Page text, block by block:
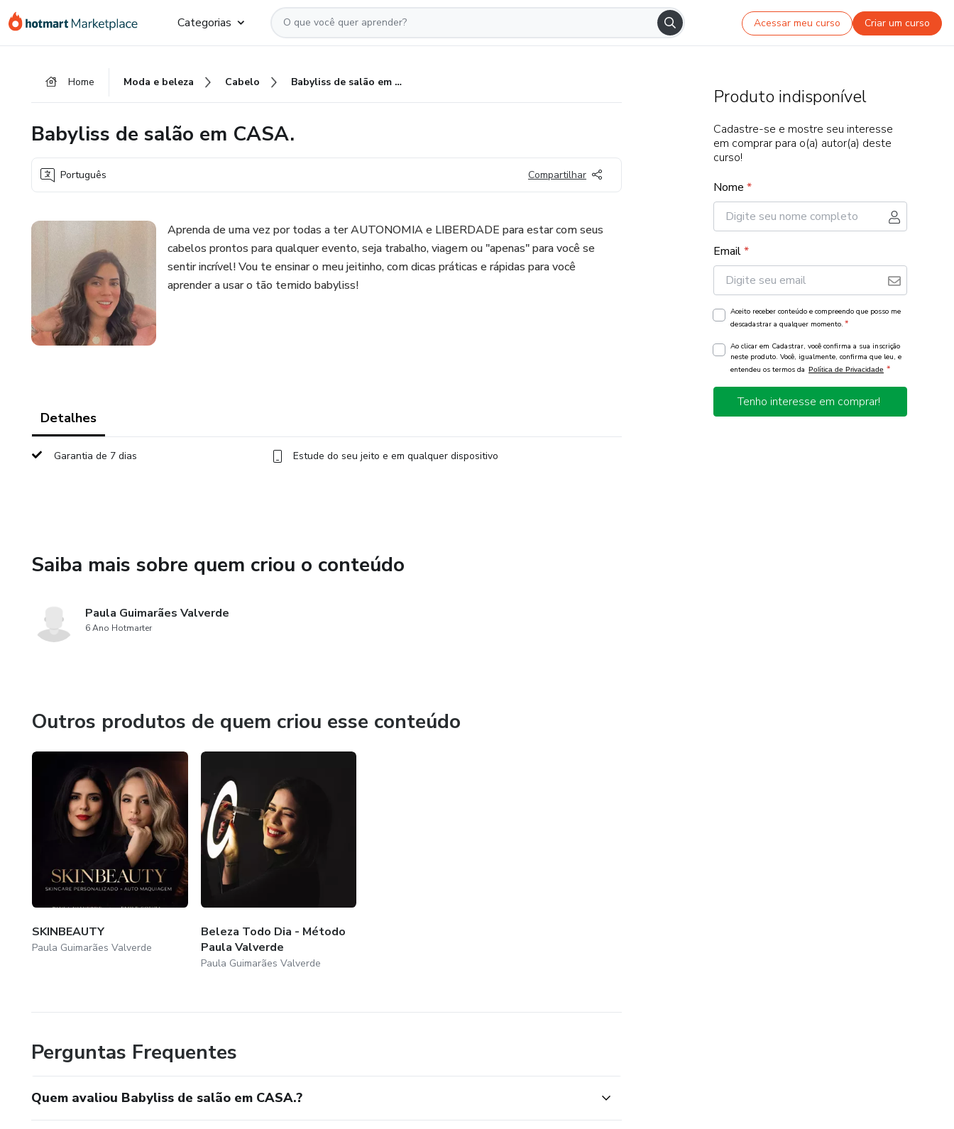
para
para
para
Categorias Acessar meu curso Criar um curso
Home Moda e beleza Cabelo Babyliss de salão em CASA.
Babyliss de salão em CASA.
Português Compartilhar
Aprenda de uma vez por todas a ter AUTONOMIA e LIBERDADE para estar com seus
cabelos prontos para qualquer evento, seja trabalho, viagem ou "apenas" para você se
sentir incrível! Vou te ensinar o meu jeitinho, com dicas práticas e rápidas para você
aprender a usar o tão temido babyliss!
Detalhes
Garantia de 7 dias Estude do seu jeito e em qualquer dispositivo
Saiba mais sobre quem criou o conteúdo
Paula Guimarães Valverde
6 Ano Hotmarter
Outros produtos de quem criou esse conteúdo
SKINBEAUTY
Paula Guimarães Valverde
Beleza Todo Dia - Método
Paula Valverde
Paula Guimarães Valverde
Perguntas Frequentes
Quem avaliou Babyliss de salão em CASA.?
Produto indisponível
Cadastre-se e mostre seu interesse
em comprar para o(a) autor(a) deste
curso!
Nome *
Email*
Aceito receber conteúdo e compreendo que posso me
descadastrar a qualquer momento. *
Ao clicar em Cadastrar, você confirma a sua inscrição
neste produto. Você, igualmente, confirma que leu, e
entendeu os termos da Política de Privacidade *
Tenho interesse em comprar!